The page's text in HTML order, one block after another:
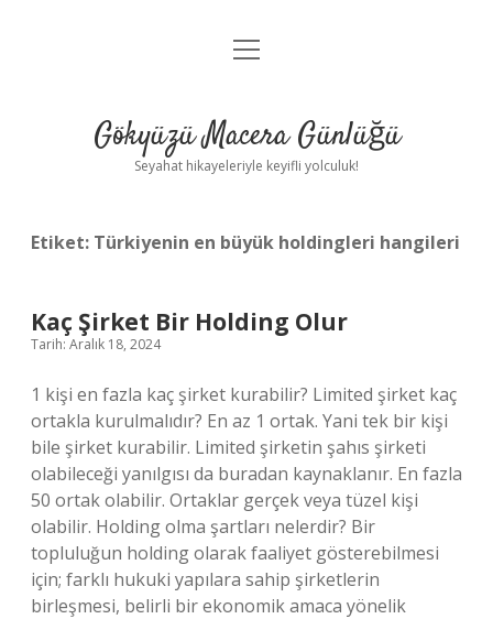
Anasayfa
Yasal Uyarı
menüyü
Gökyüzü Macera Günlüğü
Seyahat hikayeleriyle keyifli yolculuk!
Etiket: Türkiyenin en büyük holdingleri hangileri
Kaç Şirket Bir Holding Olur
Tarih: Aralık 18, 2024
1 kişi en fazla kaç şirket kurabilir? Limited şirket kaç
ortakla kurulmalıdır? En az 1 ortak. Yani tek bir kişi
bile şirket kurabilir. Limited şirketin şahıs şirketi
olabileceği yanılgısı da buradan kaynaklanır. En fazla
50 ortak olabilir. Ortaklar gerçek veya tüzel kişi
olabilir. Holding olma şartları nelerdir? Bir
topluluğun holding olarak faaliyet gösterebilmesi
için; farklı hukuki yapılara sahip şirketlerin
birleşmesi, belirli bir ekonomik amaca yönelik